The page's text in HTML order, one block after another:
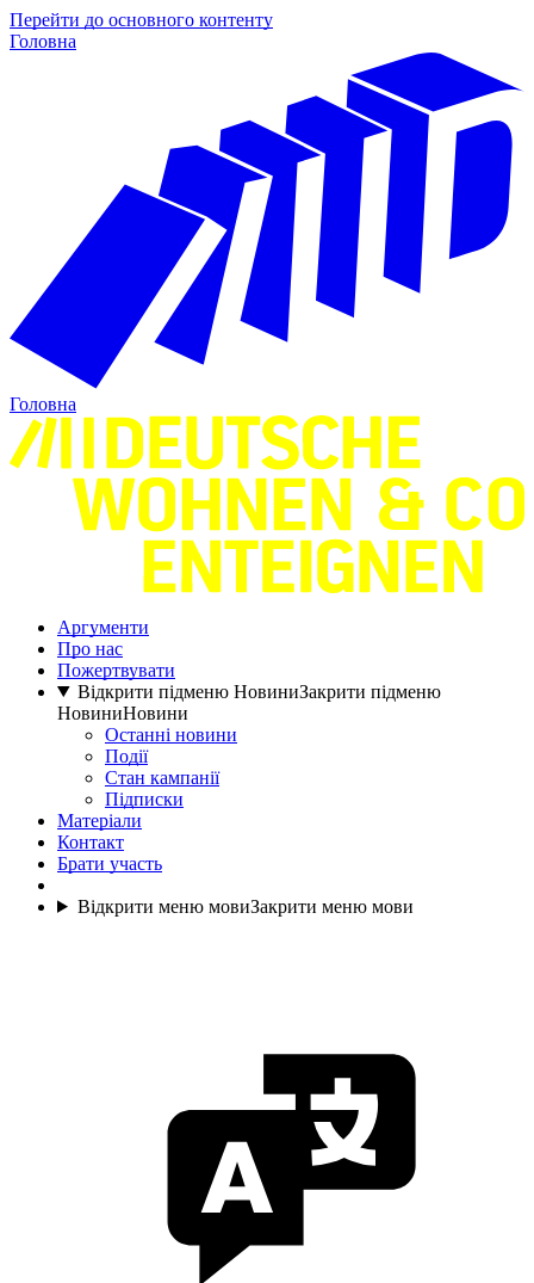
Перейти до основного контенту
Головна
Головна
Аргументи
Про нас
Пожертвувати
Відкрити підменю НовиниЗакрити підменю
НовиниНовини
Останні новини
Події
Стан кампанії
Підписки
Матеріали
Контакт
Брати участь
Відкрити меню мовиЗакрити меню мови